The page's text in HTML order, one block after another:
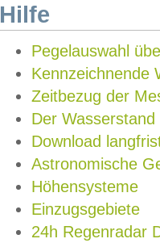
Hilfe
Pegelauswahl
Kennzeichnende
Zeitbezug der
Der Wasserstand
Download
Astronomische
Höhensysteme
Einzugsgebiete
24h Regenradar